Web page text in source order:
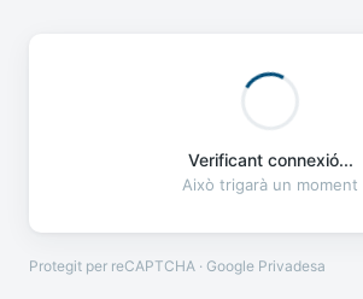
Verificant connexió...
Això trigarà un moment
Protegit per reCAPTCHA · Google Privadesa